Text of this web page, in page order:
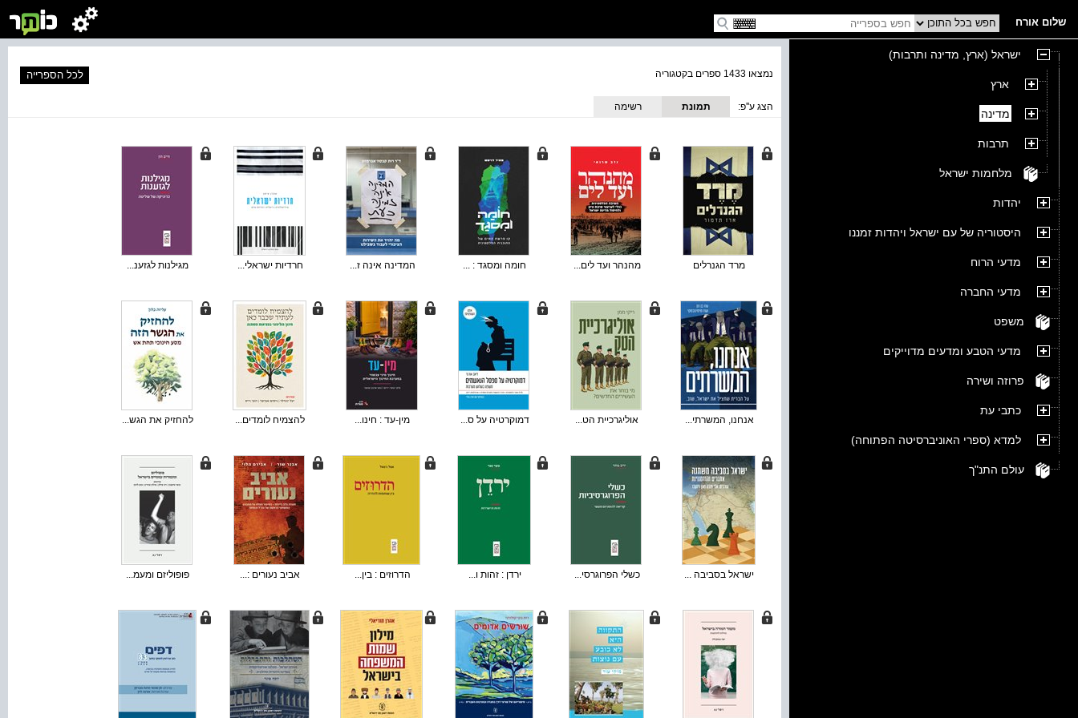
שלום אורח
ישראל (ארץ, מדינה ותרבות)
ארץ
מדינה
תרבות
מלחמות ישראל
יהדות
היסטוריה של עם ישראל ויהדות זמננו
מדעי הרוח
מדעי החברה
משפט
מדעי הטבע ומדעים מדוייקים
פרוזה ושירה
כתבי עת
למדא (ספרי האוניברסיטה הפתוחה)
עולם התנ"ך
נמצאו 1433 ספרים בקטגוריה לכל הספרייה
הצג ע''פ:
תמונת
רשימה
מרד הגנרלים מהנהר ועד לים... חומה ומסגד : ... המדינה אינה ז... חרדיות ישראלי... מגילנות לגזענ...
אנחנו, המשרתי... אוליגרכיית הט... דמוקרטיה על ס... מין-עד : חינו... להצמיח לומדים... להחזיק את הגש...
ישראל בסביבה ... כשלי הפרוגרסי... ירדן : זהות ו... הדרוזים : בין... אביב נעורים :... פופוליזם ומעמ...